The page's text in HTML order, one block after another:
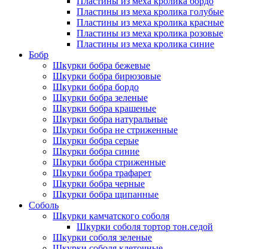
Пластины из меха кролика голубые
Пластины из меха кролика красные
Пластины из меха кролика розовые
Пластины из меха кролика синие
Бобр
Шкурки бобра бежевые
Шкурки бобра бирюзовые
Шкурки бобра бордо
Шкурки бобра зеленые
Шкурки бобра крашеные
Шкурки бобра натуральные
Шкурки бобра не стриженные
Шкурки бобра серые
Шкурки бобра синие
Шкурки бобра стриженные
Шкурки бобра трафарет
Шкурки бобра черные
Шкурки бобра щипанные
Соболь
Шкурки камчатского соболя
Шкурки соболя тортор тон.седой
Шкурки соболя зеленые